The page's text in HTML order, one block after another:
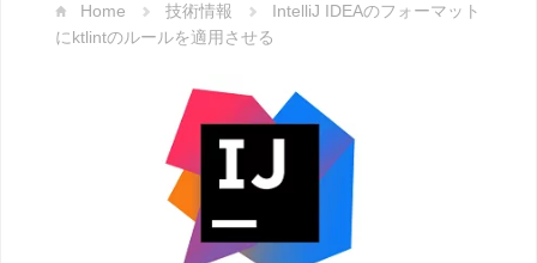
Home 技術情報
IntelliJ IDEAのフォーマット
にktlintのルールを適用させる